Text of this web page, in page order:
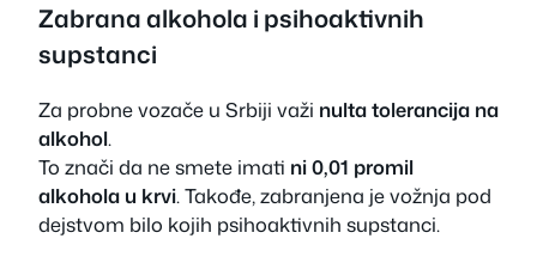
Zabrana alkohola i psihoaktivnih
supstanci
Za probne vozače u Srbiji važi nulta tolerancija na
alkohol.
To znači da ne smete imati ni 0,01 promil
alkohola u krvi. Takođe, zabranjena je vožnja pod
dejstvom bilo kojih psihoaktivnih supstanci.